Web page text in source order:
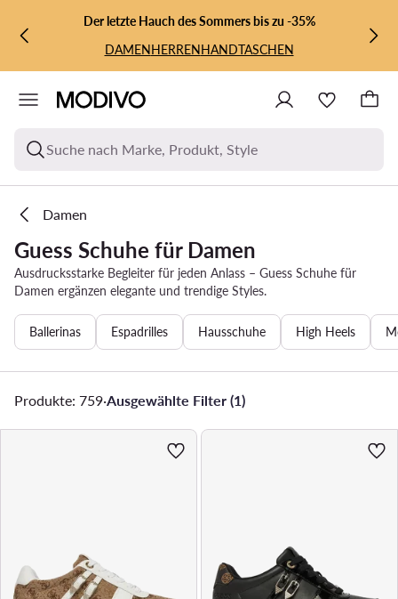
ZUM HAUPTINHALT SPRINGEN
ZUR SUCHEDer letzte Hauch des Sommers bis zu -35%
DAMENHERRENHANDTASCHEN
Suche nach Marke, Produkt, Style
Damen
Guess Schuhe für Damen
Ausdrucksstarke Begleiter für jeden Anlass – Guess Schuhe für
Damen ergänzen elegante und trendige Styles.
Ballerinas Espadrilles Hausschuhe High Heels
Produkte: 759·Ausgewählte Filter (1)